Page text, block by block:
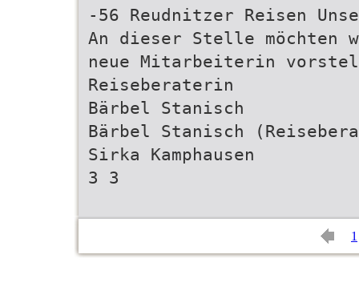
-56 Reudnitzer Reisen
An dieser Stelle möchten
neue Mitarbeiterin
Reiseberaterin
Bärbel Stanisch
Bärbel Stanisch
Sirka Kamphausen
3 3
1